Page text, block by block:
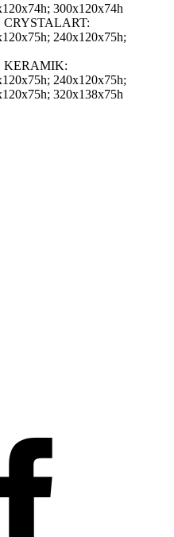
300x120x74h
240x120x75h;
KERAMIK:
240x120x75h;
320x138x75h